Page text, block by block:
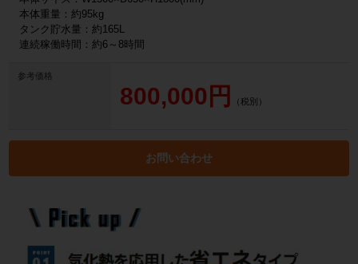
本体重量：約95kg
タンク貯水量：約165L
連続稼働時間：約6～8時間
参考価格
800,000円 （税別）
お問い合わせ